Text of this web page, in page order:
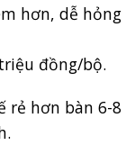
hơn, dễ hỏng
đồng/bộ.
rẻ hơn bàn 6-8